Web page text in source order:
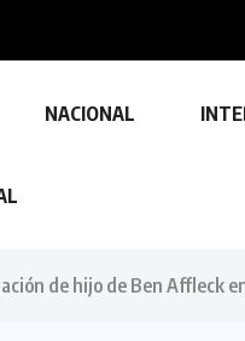
NACIONAL
de hijo de Ben Affleck